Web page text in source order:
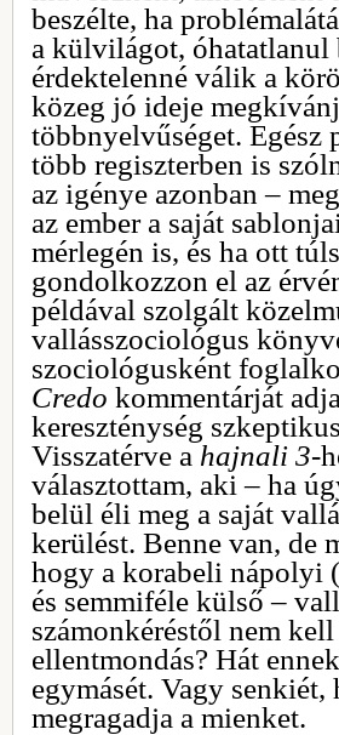
beszélte, ha
a külvilágot, óhatatlanul
érdektelenné válik a
közeg jó ideje
többnyelvűséget. Egész
több regiszterben is
az igénye azonban –
az ember a saját
mérlegén is, és ha ott
gondolkozzon el az
példával szolgált
vallásszociológus
szociológusként
Credo kommentárját
kereszténység
Visszatérve a hajnali 3-
választottam, aki – ha
belül éli meg a saját
kerülést. Benne van, de
hogy a korabeli nápolyi
és semmiféle külső –
számonkéréstől nem
ellentmondás? Hát
egymásét. Vagy
megragadja a mienket.